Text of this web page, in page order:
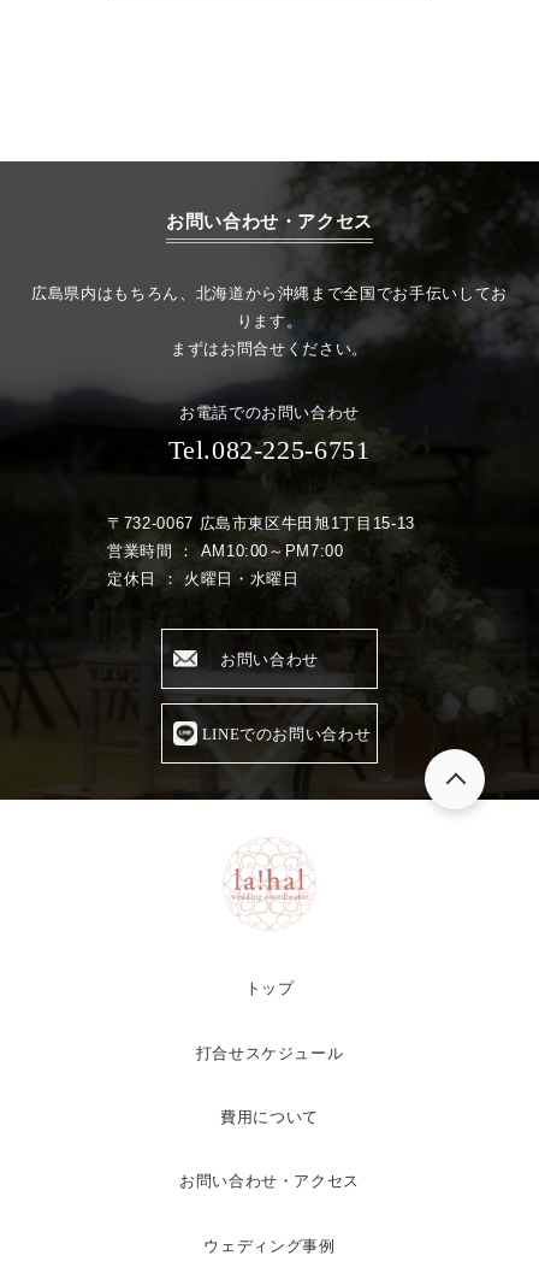
お問い合わせ・アクセス
広島県内はもちろん、北海道から沖縄まで全国でお手伝いしてお
ります。
まずはお問合せください。
お電話でのお問い合わせ
Tel.082-225-6751
〒732-0067 広島市東区牛田旭1丁目15-13
営業時間 ： AM10:00～PM7:00
定休日 ： 火曜日・水曜日
お問い合わせ
LINEでのお問い合わせ
トップ
打合せスケジュール
費用について
お問い合わせ・アクセス
ウェディング事例